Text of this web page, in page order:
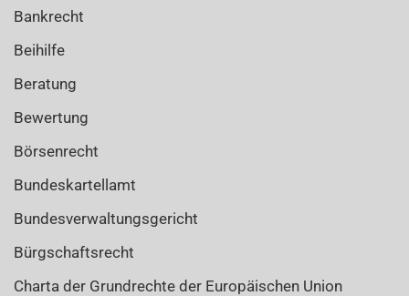
Bankrecht
Beihilfe
Beratung
Bewertung
Börsenrecht
Bundeskartellamt
Bundesverwaltungsgericht
Bürgschaftsrecht
Charta der Grundrechte der Europäischen Union